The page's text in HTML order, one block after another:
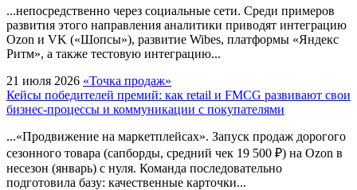
...непосредственно через социальные сети. Среди примеров
развития этого направления аналитики приводят интеграцию
Ozon и VK («Шопсы»), развитие Wibes, платформы «Яндекс
Ритм», а также тестовую интеграцию...
21 июля 2026 «Точка продаж»
Кейсы победителей премий: как retail и FMCG развивают свои
бизнес-процессы и коммуникации с покупателями
...«Продвижение на маркетплейсах». Запуск продаж дорогого
сезонного товара (сапборды, средний чек 19 500 ₽) на Ozon в
несезон (январь) с нуля. Команда последовательно
подготовила базу: качественные карточки...